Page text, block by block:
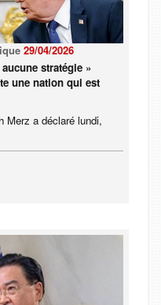
29/04/2026
stratégie »
une nation qui est
Merz a déclaré lundi,